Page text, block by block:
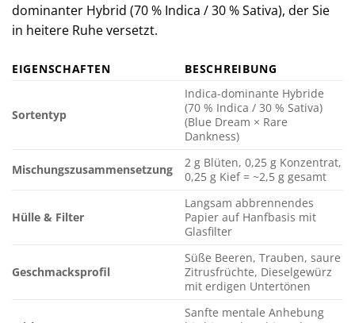
dominanter Hybrid (70 % Indica / 30 % Sativa), der Sie
in heitere Ruhe versetzt.
EIGENSCHAFTEN BESCHREIBUNG
Sortentyp
Indica-dominante Hybride
(70 % Indica / 30 % Sativa)
(Blue Dream × Rare
Dankness)
Mischungszusammensetzung
2 g Blüten, 0,25 g Konzentrat,
0,25 g Kief = ~2,5 g gesamt
Hülle & Filter
Langsam abbrennendes
Papier auf Hanfbasis mit
Glasfilter
Geschmacksprofil
Süße Beeren, Trauben, saure
Zitrusfrüchte, Dieselgewürz
mit erdigen Untertönen
Sanfte mentale Anhebung